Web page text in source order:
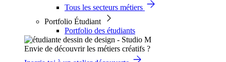
Tous les secteurs métiers
Portfolio Étudiant
Portfolio des étudiants
Envie de découvrir les métiers créatifs ?